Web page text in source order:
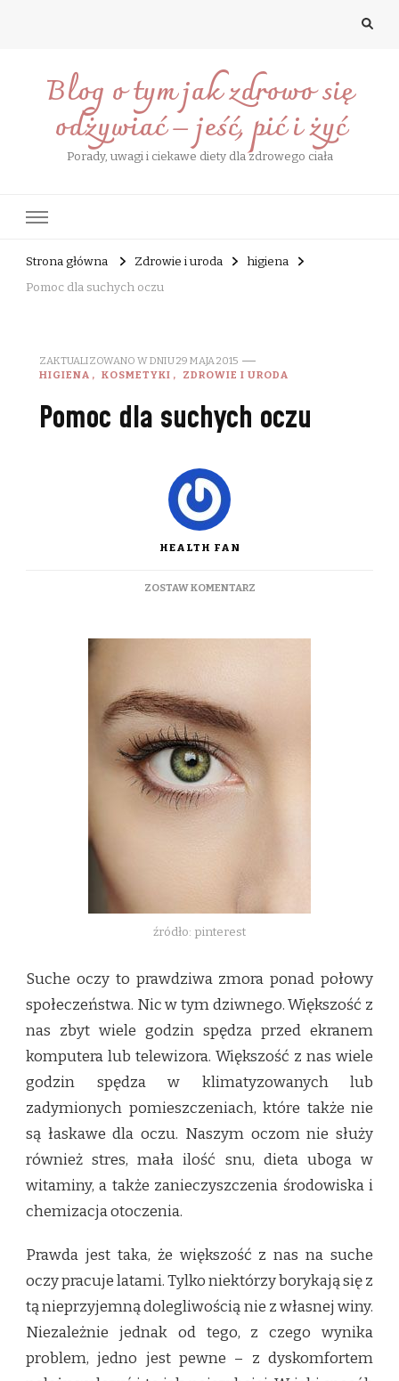
Blog o tym jak zdrowo się
odżywiać – jeść, pić i żyć
Porady, uwagi i ciekawe diety dla zdrowego ciała
Strona główna Zdrowie i uroda
higiena
Pomoc dla suchych oczu
ZAKTUALIZOWANO W DNIU29 MAJA 2015
HIGIENA
KOSMETYKI ZDROWIE I URODA
Pomoc dla suchych oczu
HEALTH FAN
ZOSTAW KOMENTARZDO
SUCHYCH
źródło: pinterest
Suche oczy to prawdziwa zmora ponad połowy
społeczeństwa. Nic w tym dziwnego. Większość z
nas zbyt wiele godzin spędza przed ekranem
komputera lub telewizora. Większość z nas wiele
godzin spędza w klimatyzowanych lub
zadymionych pomieszczeniach, które także nie
są łaskawe dla oczu. Naszym oczom nie służy
również stres, mała ilość snu, dieta uboga w
witaminy, a także zanieczyszczenia środowiska i
chemizacja otoczenia.
Prawda jest taka, że większość z nas na suche
oczy pracuje latami. Tylko niektórzy borykają się z
tą nieprzyjemną dolegliwością nie z własnej winy.
Niezależnie jednak od tego, z czego wynika
problem, jedno jest pewne – z dyskomfortem